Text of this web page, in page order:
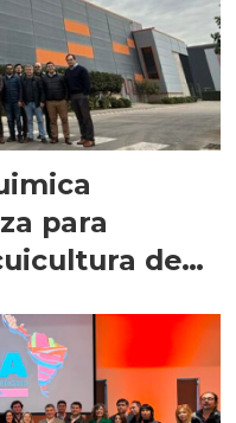
para
de